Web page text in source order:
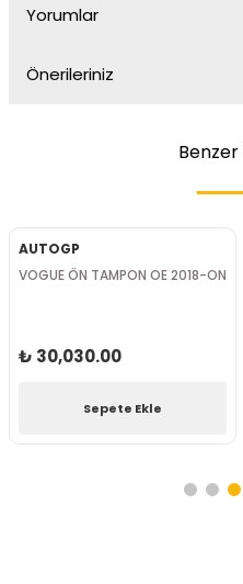
Yorumlar
Önerileriniz
Benzer
AUTOGP
VOGUE ÖN TAMPON OE 2018-ON
₺ 30,030.00
Sepete Ekle